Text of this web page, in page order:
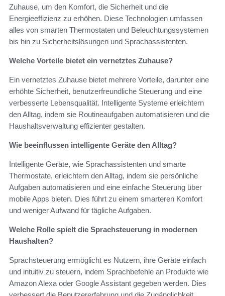
Zuhause, um den Komfort, die Sicherheit und die
Energieeffizienz zu erhöhen. Diese Technologien umfassen
alles von smarten Thermostaten und Beleuchtungssystemen
bis hin zu Sicherheitslösungen und Sprachassistenten.
Welche Vorteile bietet ein vernetztes Zuhause?
Ein vernetztes Zuhause bietet mehrere Vorteile, darunter eine
erhöhte Sicherheit, benutzerfreundliche Steuerung und eine
verbesserte Lebensqualität. Intelligente Systeme erleichtern
den Alltag, indem sie Routineaufgaben automatisieren und die
Haushaltsverwaltung effizienter gestalten.
Wie beeinflussen intelligente Geräte den Alltag?
Intelligente Geräte, wie Sprachassistenten und smarte
Thermostate, erleichtern den Alltag, indem sie persönliche
Aufgaben automatisieren und eine einfache Steuerung über
mobile Apps bieten. Dies führt zu einem smarteren Komfort
und weniger Aufwand für tägliche Aufgaben.
Welche Rolle spielt die Sprachsteuerung in modernen
Haushalten?
Sprachsteuerung ermöglicht es Nutzern, ihre Geräte einfach
und intuitiv zu steuern, indem Sprachbefehle an Produkte wie
Amazon Alexa oder Google Assistant gegeben werden. Dies